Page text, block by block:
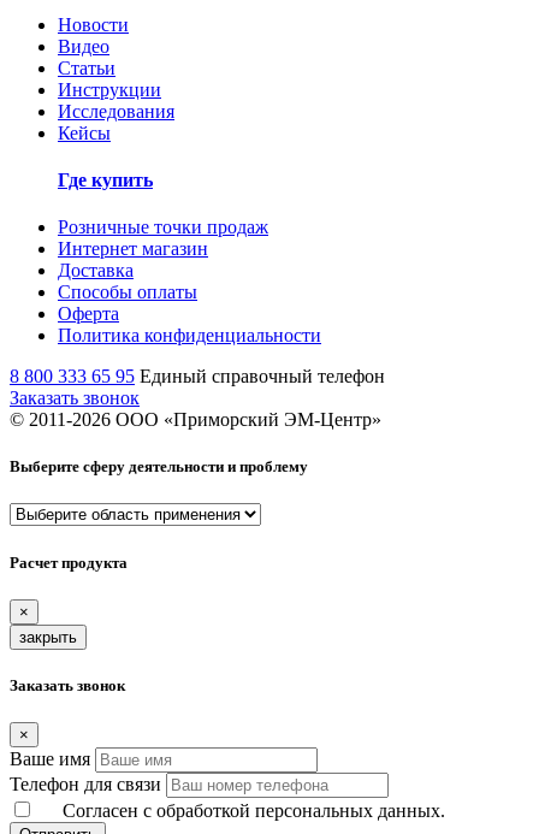
Новости
Видео
Статьи
Инструкции
Исследования
Кейсы
Где купить
Розничные точки продаж
Интернет магазин
Доставка
Способы оплаты
Оферта
Политика конфиденциальности
8 800 333 65 95 Единый справочный телефон
Заказать звонок
© 2011-2026 ООО «Приморский ЭМ-Центр»
Выберите сферу деятельности и проблему
Расчет продукта
×
закрыть
Заказать звонок
×
Ваше имя
Телефон для связи
Согласен с обработкой персональных данных.